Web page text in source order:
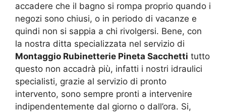
accadere che il bagno si rompa proprio quando i
negozi sono chiusi, o in periodo di vacanze e
quindi non si sappia a chi rivolgersi. Bene, con
la nostra ditta specializzata nel servizio di
Montaggio Rubinetterie Pineta Sacchetti tutto
questo non accadrà più, infatti i nostri idraulici
specialisti, grazie al servizio di pronto
intervento, sono sempre pronti a intervenire
indipendentemente dal giorno o dall’ora. Si,